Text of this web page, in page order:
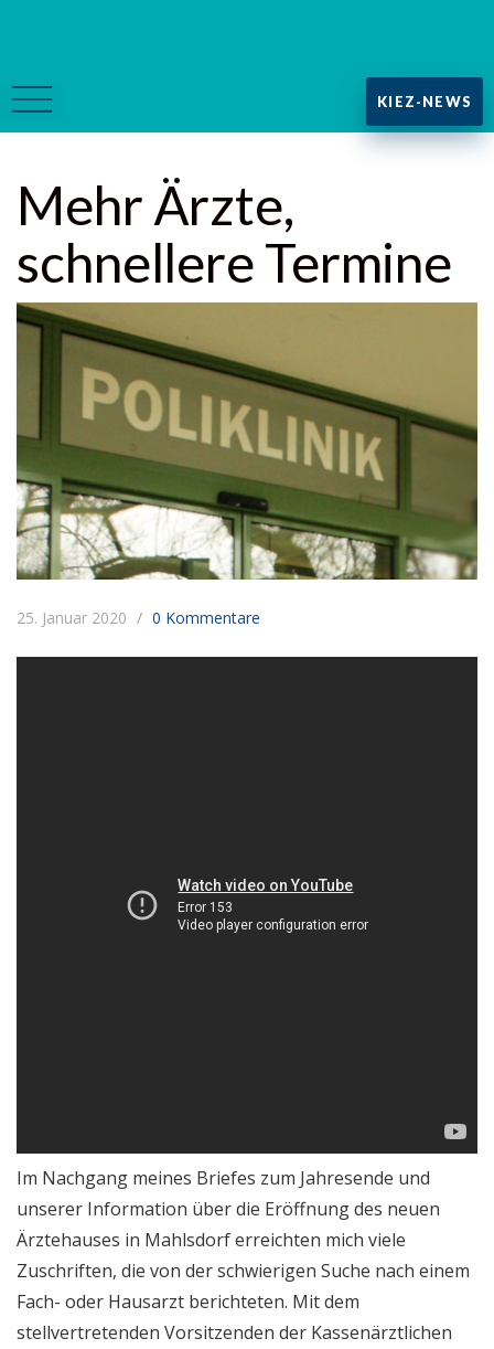
KIEZ-NEWS
Mehr Ärzte,
schnellere Termine
25. Januar 2020 0 Kommentare
Im Nachgang meines Briefes zum Jahresende und
unserer Information über die Eröffnung des neuen
Ärztehauses in Mahlsdorf erreichten mich viele
Zuschriften, die von der schwierigen Suche nach einem
Fach- oder Hausarzt berichteten. Mit dem
stellvertretenden Vorsitzenden der Kassenärztlichen